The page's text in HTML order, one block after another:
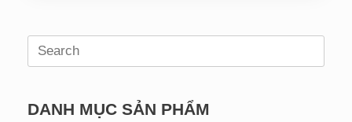
Search
DANH MỤC SẢN PHẨM